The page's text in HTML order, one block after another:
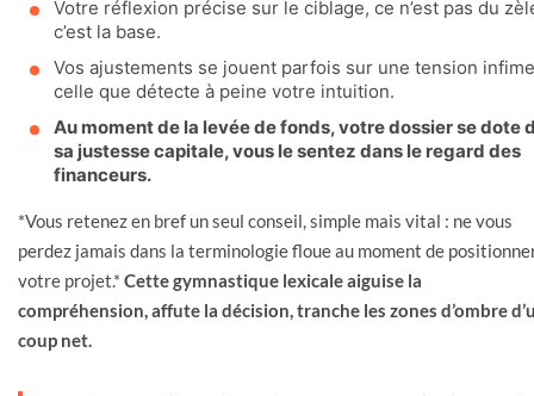
Votre réflexion précise sur le ciblage, ce n’est pas du
c’est la base.
Vos ajustements se jouent parfois sur une tension
celle que détecte à peine votre intuition.
Au moment de la levée de fonds, votre dossier se dote
sa justesse capitale, vous le sentez dans le regard des
financeurs.
*Vous retenez en bref un seul conseil, simple mais vital : ne vous
perdez jamais dans la terminologie floue au moment de
votre projet.* Cette gymnastique lexicale aiguise la
compréhension, affute la décision, tranche les zones d’ombre
coup net.